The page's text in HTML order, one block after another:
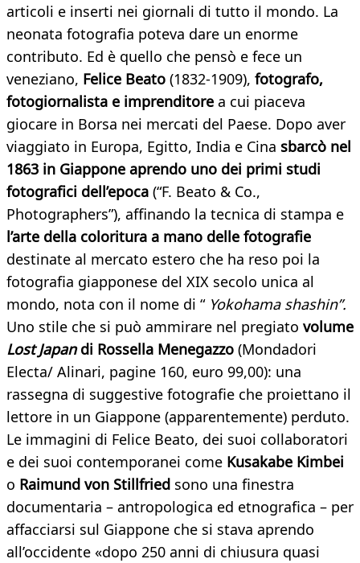
articoli e inserti nei giornali di tutto il mondo. La
neonata fotografia poteva dare un enorme
contributo. Ed è quello che pensò e fece un
veneziano, Felice Beato (1832-1909), fotografo,
fotogiornalista e imprenditore a cui piaceva
giocare in Borsa nei mercati del Paese. Dopo aver
viaggiato in Europa, Egitto, India e Cina sbarcò nel
1863 in Giappone aprendo uno dei primi studi
fotografici dell’epoca (“F. Beato & Co.,
Photographers”), affinando la tecnica di stampa e
l’arte della coloritura a mano delle fotografie
destinate al mercato estero che ha reso poi la
fotografia giapponese del XIX secolo unica al
mondo, nota con il nome di “ Yokohama shashin”.
Uno stile che si può ammirare nel pregiato volume
Lost Japandi Rossella Menegazzo (Mondadori
Electa/ Alinari, pagine 160, euro 99,00): una
rassegna di suggestive fotografie che proiettano il
lettore in un Giappone (apparentemente) perduto.
Le immagini di Felice Beato, dei suoi collaboratori
e dei suoi contemporanei come Kusakabe Kimbei
o Raimund von Stillfried sono una finestra
documentaria – antropologica ed etnografica – per
affacciarsi sul Giappone che si stava aprendo
all’occidente «dopo 250 anni di chiusura quasi